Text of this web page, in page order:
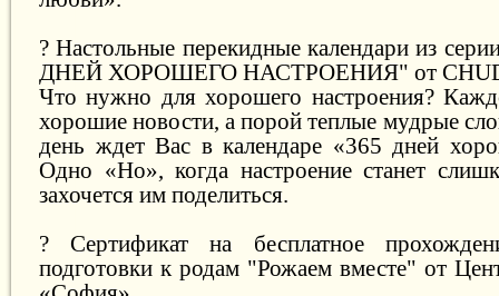
? Настольные перекидные календари из
ДНЕЙ ХОРОШЕГО НАСТРОЕНИЯ" от
Что нужно для хорошего настроения?
хорошие новости, а порой теплые мудрые
день ждет Вас в календаре «365 дней
Одно «Но», когда настроение станет
захочется им поделиться.
? Сертификат на бесплатное
подготовки к родам "Рожаем вместе" от